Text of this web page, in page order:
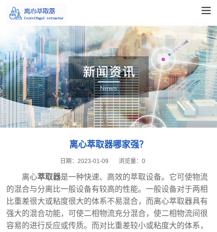
离心萃取器哪家强？
2023-01-09
日期： 浏览量：0
离心萃取器是一种快速、高效的萃取设备。它可使物流
的混合与分离比一般设备有较高的性能。一般设备对于两相
比重差很大或粘度很大的体系不易混合，而离心萃取器具有
强大的混合功能，可使二相物流充分混合，使二相物流间很
容易的进行反应或传质。而对比重差较小或粘度大的体系，